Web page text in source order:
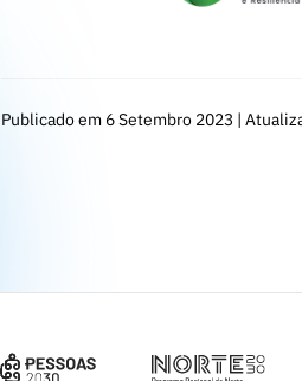
Publicado em 6 Setembro 2023 |